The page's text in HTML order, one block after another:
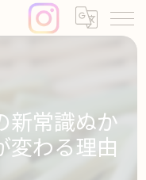
新常識ぬか
変わる理由